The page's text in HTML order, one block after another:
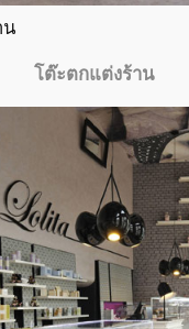
น
โต๊ะตกแต่งร้าน